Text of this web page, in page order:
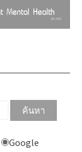
Google